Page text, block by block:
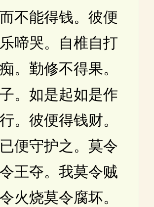
不能得钱。彼便
啼哭。自椎自打
。勤修不得果。
。如是起如是作
。彼便得钱财。
便守护之。莫令
王夺。我莫令贼
火烧莫令腐坏。